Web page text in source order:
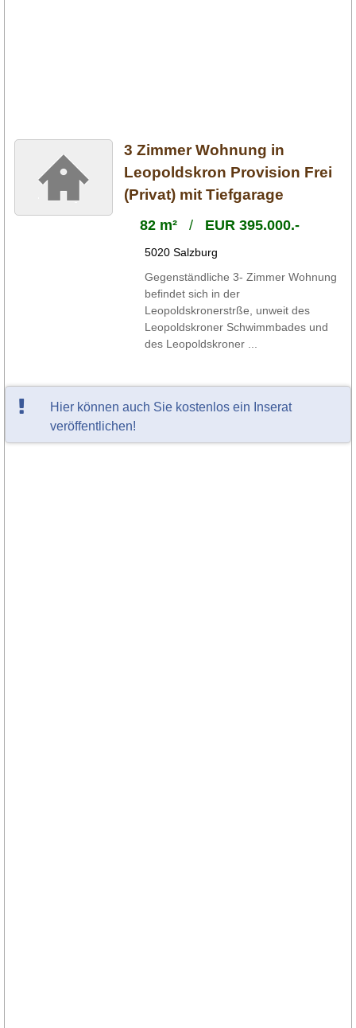
3 Zimmer Wohnung in
Leopoldskron Provision Frei
(Privat) mit Tiefgarage
82 m²/ EUR 395.000.-
5020 Salzburg
Gegenständliche 3- Zimmer Wohnung
befindet sich in der
Leopoldskronerstrße, unweit des
Leopoldskroner Schwimmbades und
des Leopoldskroner ...
Hier können auch Sie kostenlos ein Inserat
veröffentlichen!